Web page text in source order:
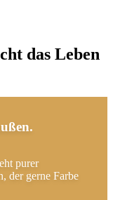
das Leben
purer
der gerne Farbe